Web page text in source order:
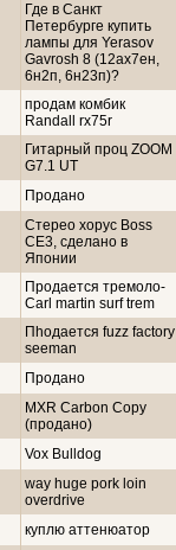
Где в Санкт
Петербурге купить
лампы для Yerasov
Gavrosh 8 (12ах7ен,
6н2п, 6н23п)?
продам комбик
Randall rx75r
Гитарный проц ZOOM
G7.1 UT
Продано
Стерео хорус Boss
CE3, сделано в
Японии
Продается тремоло-
Carl martin surf trem
Пhодается fuzz factory
seeman
Продано
MXR Carbon Copy
(продано)
Vox Bulldog
way huge pork loin
overdrive
куплю аттенюатор